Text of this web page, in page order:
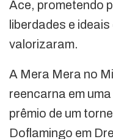
Ace, prometendo
liberdades e
valorizaram.
A Mera Mera no
reencarna em
prêmio de um
Doflamingo em